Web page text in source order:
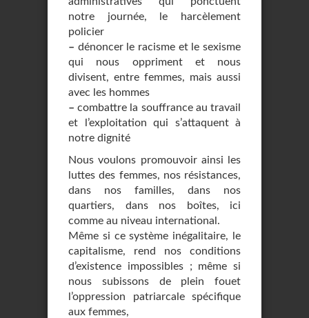
notre journée, le harcèlement
policier
– dénoncer le racisme et le sexisme
qui nous oppriment et nous
divisent, entre femmes, mais aussi
avec les hommes
– combattre la souffrance au travail
et l’exploitation qui s’attaquent à
notre dignité
Nous voulons promouvoir ainsi les
luttes des femmes, nos résistances,
dans nos familles, dans nos
quartiers, dans nos boîtes, ici
comme au niveau international.
Même si ce système inégalitaire, le
capitalisme, rend nos conditions
d’existence impossibles ; même si
nous subissons de plein fouet
l’oppression patriarcale spécifique
aux femmes,